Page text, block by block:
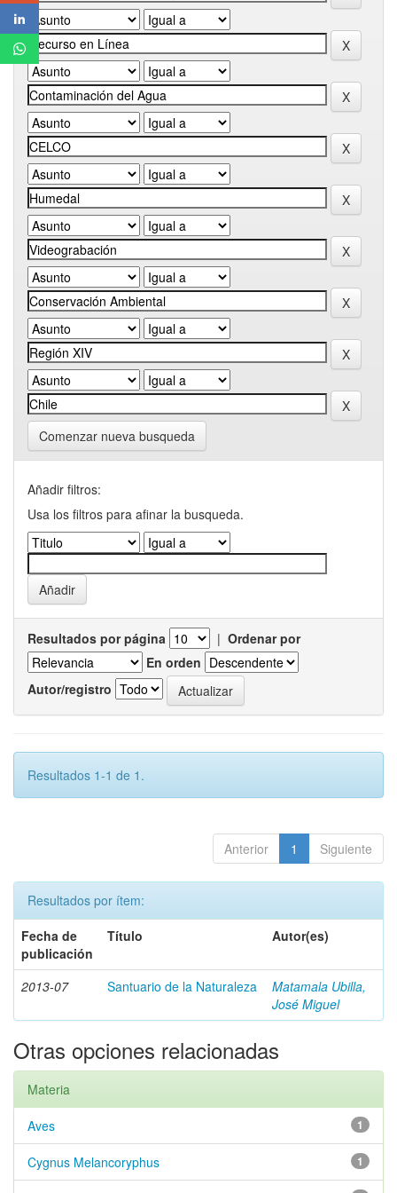
Comenzar nueva busqueda
Añadir filtros:
Usa los filtros para afinar la busqueda.
Resultados por página | Ordenar por
En orden
Autor/registro
Resultados 1-1 de 1.
Anterior 1 Siguiente
Resultados por ítem:
Fecha de
publicación
Título Autor(es)
2013-07 Santuario de la Naturaleza
Matamala Ubilla,
José Miguel
Otras opciones relacionadas
Materia
1
Aves
1
Cygnus Melancoryphus